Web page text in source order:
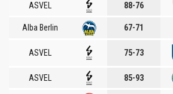
ASVEL 88-76
Alba Berlin 67-71
ASVEL 75-73
ASVEL 85-93